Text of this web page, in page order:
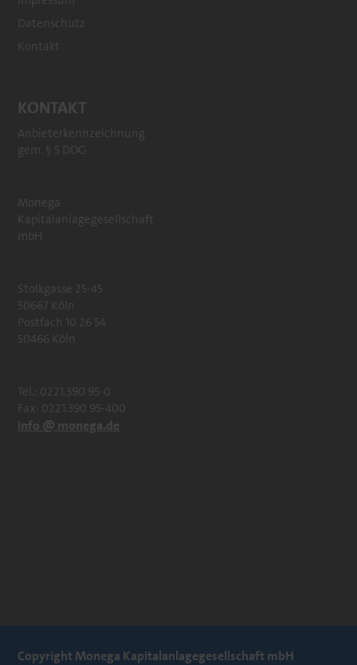
Datenschutz
Kontakt
KONTAKT
Anbieterkennzeichnung
gem. § 5 DDG
Monega
Kapitalanlagegesellschaft
mbH
Stolkgasse 25-45
50667 Köln
Postfach 10 26 54
50466 Köln
Tel.: 0221.390 95-0
Fax: 0221.390 95-400
info @ monega.de
Copyright Monega Kapitalanlagegesellschaft mbH